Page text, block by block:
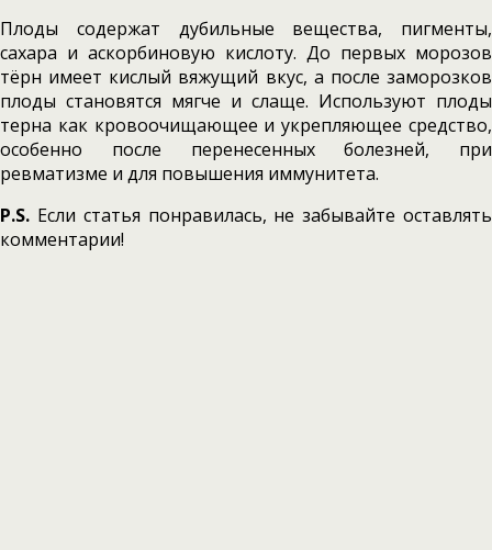
Плоды содержат дубильные вещества, пиг­менты,
сахара и аскорбиновую кислоту. До пер­вых морозов
тёрн имеет кислый вяжущий вкус, а после заморозков
плоды становятся мягче и слаще. Используют плоды
терна как кровоочищаю­щее и укрепляющее средство,
особенно после перенесенных болезней, при
ревматизме и для повышения иммунитета.
P.S. Если статья понравилась, не забывайте оставлять
комментарии!